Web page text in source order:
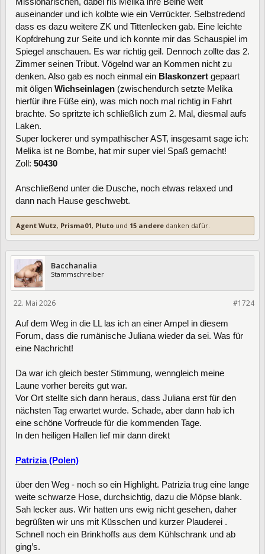
Missionarischen, dabei riß Melika ihre Beine weit
auseinander und ich kolbte wie ein Verrückter. Selbstredend
dass es dazu weitere ZK und Tittenlecken gab. Eine leichte
Kopfdrehung zur Seite und ich konnte mir das Schauspiel im
Spiegel anschauen. Es war richtig geil. Dennoch zollte das 2.
Zimmer seinen Tribut. Vögelnd war an Kommen nicht zu
denken. Also gab es noch einmal ein Blaskonzert gepaart
mit öligen Wichseinlagen (zwischendurch setzte Melika
hierfür ihre Füße ein), was mich noch mal richtig in Fahrt
brachte. So spritzte ich schließlich zum 2. Mal, diesmal aufs
Laken.
Super lockerer und sympathischer AST, insgesamt sage ich:
Melika ist ne Bombe, hat mir super viel Spaß gemacht!
Zoll: 50430
Anschließend unter die Dusche, noch etwas relaxed und
dann nach Hause geschwebt.
Agent Wutz, Prisma01, Pluto und 15 andere danken dafür.
Bacchanalia
Stammschreiber
#1724
22. Mai 2026
Auf dem Weg in die LL las ich an einer Ampel in diesem
Forum, dass die rumänische Juliana wieder da sei. Was für
eine Nachricht!
Da war ich gleich bester Stimmung, wenngleich meine
Laune vorher bereits gut war.
Vor Ort stellte sich dann heraus, dass Juliana erst für den
nächsten Tag erwartet wurde. Schade, aber dann hab ich
eine schöne Vorfreude für die kommenden Tage.
In den heiligen Hallen lief mir dann direkt
Patrizia (Polen)
über den Weg - noch so ein Highlight. Patrizia trug eine lange
weite schwarze Hose, durchsichtig, dazu die Möpse blank.
Sah lecker aus. Wir hatten uns ewig nicht gesehen, daher
begrüßten wir uns mit Küsschen und kurzer Plauderei .
Schnell noch ein Brinkhoffs aus dem Kühlschrank und ab
ging’s.